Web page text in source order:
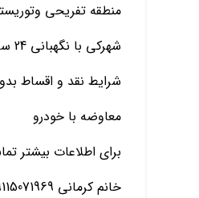
منطقه تفریحی
شهرکی با نگهبانی 24 ساعته و دوربین مداربسته
شرایط نقد و اقساط
معاوضه با خودرو
برای اطلاعات بیشتر
خانم کرمانی 09115071969